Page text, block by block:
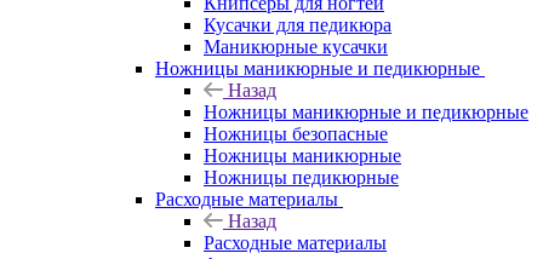
Кусачки для педикюра
Маникюрные кусачки
Ножницы маникюрные и педикюрные
Назад
Ножницы маникюрные и педикюрные
Ножницы безопасные
Ножницы маникюрные
Ножницы педикюрные
Расходные материалы
Назад
Расходные материалы